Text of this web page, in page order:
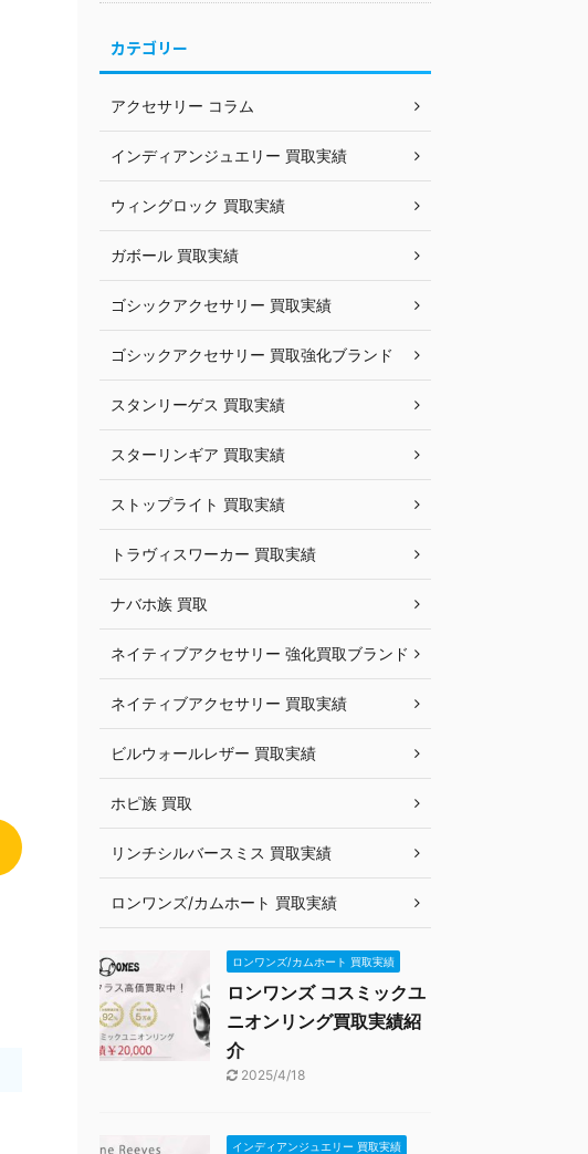
カテゴリー
アクセサリー コラム
インディアンジュエリー 買取実績
ウィングロック 買取実績
ガボール 買取実績
ゴシックアクセサリー 買取実績
ゴシックアクセサリー 買取強化ブランド
スタンリーゲス 買取実績
スターリンギア 買取実績
ストップライト 買取実績
トラヴィスワーカー 買取実績
ナバホ族 買取
ネイティブアクセサリー 強化買取ブランド
ネイティブアクセサリー 買取実績
ビルウォールレザー 買取実績
ホピ族 買取
リンチシルバースミス 買取実績
ロンワンズ/カムホート 買取実績
ロンワンズ/カムホート 買取実績
ロンワンズ コスミックユ
ニオンリング買取実績紹
介
2025/4/18
インディアンジュエリー 買取実績